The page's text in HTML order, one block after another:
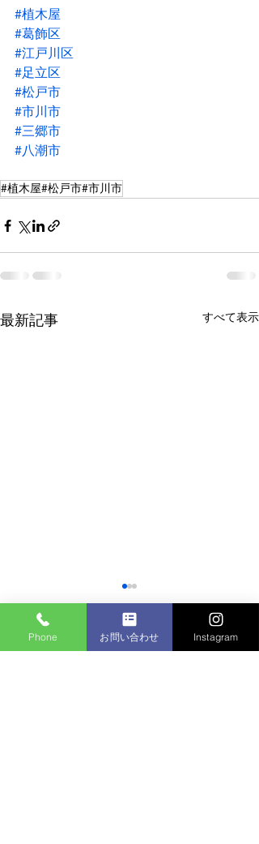
#植木屋
#葛飾区
#江戸川区
#足立区
#松戸市
#市川市
#三郷市
#八潮市
#植木屋#松戸市#市川市
最新記事 すべて表示
コメント
Phone お問い合わせ Instagram